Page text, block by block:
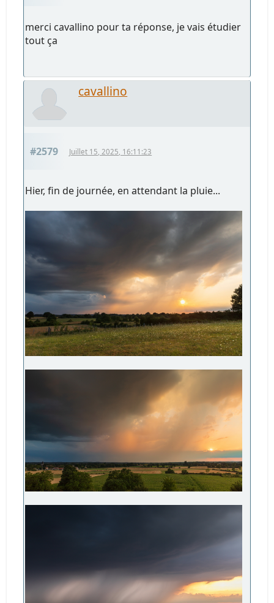
merci cavallino pour ta réponse, je vais étudier
tout ça
cavallino
#2579 Juillet 15, 2025, 16:11:23
Hier, fin de journée, en attendant la pluie...